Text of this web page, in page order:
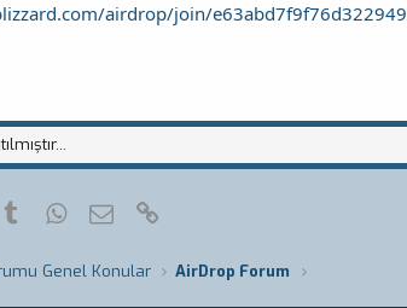
airdrop/join/
TumblrWhatsApp
E-posta
Genel Konular AirDrop Forum